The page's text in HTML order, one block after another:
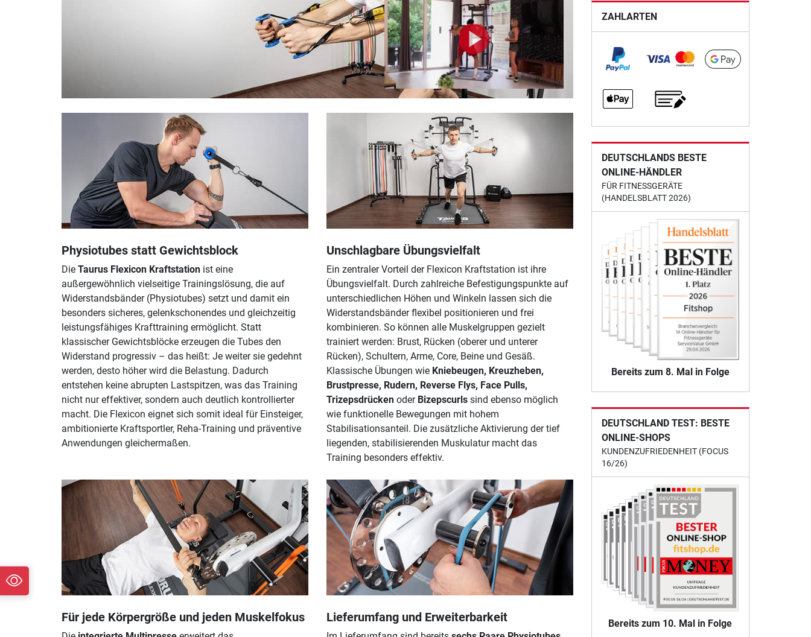
Physiotubes statt Gewichtsblock
Die Taurus Flexicon Kraftstation ist eine
außergewöhnlich vielseitige Trainingslösung, die auf
Widerstandsbänder (Physiotubes) setzt und damit ein
besonders sicheres, gelenkschonendes und gleichzeitig
leistungsfähiges Krafttraining ermöglicht. Statt
klassischer Gewichtsblöcke erzeugen die Tubes den
Widerstand progressiv – das heißt: Je weiter sie gedehnt
werden, desto höher wird die Belastung. Dadurch
entstehen keine abrupten Lastspitzen, was das Training
nicht nur effektiver, sondern auch deutlich kontrollierter
macht. Die Flexicon eignet sich somit ideal für Einsteiger,
ambitionierte Kraftsportler, Reha-Training und präventive
Anwendungen gleichermaßen.
Unschlagbare Übungsvielfalt
Ein zentraler Vorteil der Flexicon Kraftstation ist ihre
Übungsvielfalt. Durch zahlreiche Befestigungspunkte auf
unterschiedlichen Höhen und Winkeln lassen sich die
Widerstandsbänder flexibel positionieren und frei
kombinieren. So können alle Muskelgruppen gezielt
trainiert werden: Brust, Rücken (oberer und unterer
Rücken), Schultern, Arme, Core, Beine und Gesäß.
Klassische Übungen wie Kniebeugen, Kreuzheben,
Brustpresse, Rudern, Reverse Flys, Face Pulls,
Trizepsdrückenoder Bizepscurlssind ebenso möglich
wie funktionelle Bewegungen mit hohem
Stabilisationsanteil. Die zusätzliche Aktivierung der tief
liegenden, stabilisierenden Muskulatur macht das
Training besonders effektiv.
Für jede Körpergröße und jeden Muskelfokus Lieferumfang und Erweiterbarkeit
ZAHLARTEN
DEUTSCHLANDS BESTE
ONLINE-HÄNDLER
FÜR FITNESSGERÄTE
(HANDELSBLATT 2026)
Bereits zum 8. Mal in Folge
DEUTSCHLAND TEST: BESTE
ONLINE-SHOPS
KUNDENZUFRIEDENHEIT (FOCUS
16/26)
Bereits zum 10. Mal in Folge